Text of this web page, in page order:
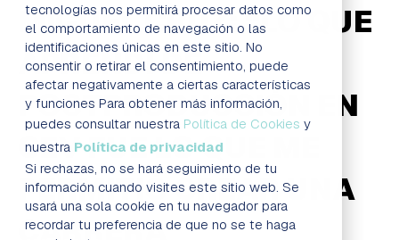
tecnologías nos permitirá procesar datos como
el comportamiento de navegación o las
identificaciones únicas en este sitio. No
consentir o retirar el consentimiento, puede
afectar negativamente a ciertas características
y funciones Para obtener más información,
puedes consultar nuestra Política de Cookies y
nuestra Política de privacidad
Si rechazas, no se hará seguimiento de tu
información cuando visites este sitio web. Se
usará una sola cookie en tu navegador para
recordar tu preferencia de que no se te haga
ACTUALIDAD
ESCUELA
CONTACTO
RESERVAR PLAZA VISITAR ESCUELA
BLOG
MIGUEL CRUZ: “LO QUE
APRENDÍ DE
POSTPRODUCCIÓN EN
CEV FUE LO QUE ME
PERMITIÓ CREAR UNA
CARRERA”